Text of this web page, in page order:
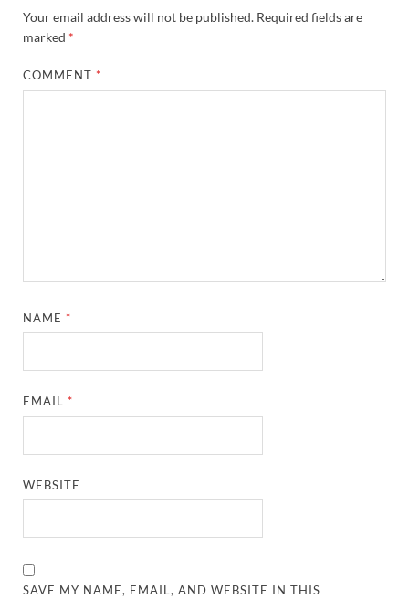
Your email address will not be published. Required fields are
marked *
COMMENT*
NAME*
EMAIL*
WEBSITE
SAVE MY NAME, EMAIL, AND WEBSITE IN THIS